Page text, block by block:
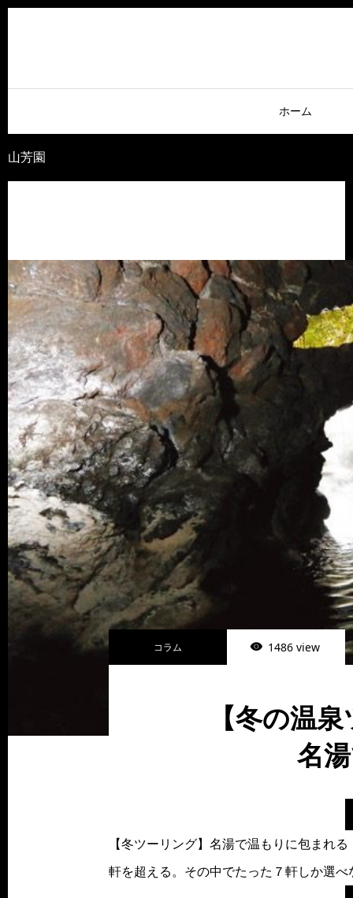
ホーム
山芳園
コラム 1486 view
【冬の温
名
【冬ツーリング】名湯で温もりに包まれ
軒を超える。その中でたった７軒しか選